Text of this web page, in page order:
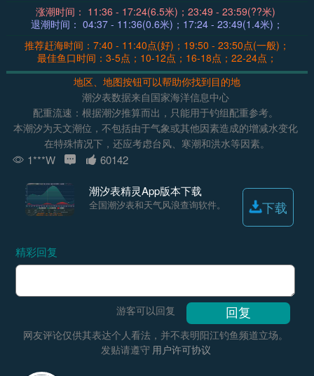
涨潮时间： 11:36 - 17:24(6.5米)；23:49 - 23:59(??米)
退潮时间： 04:37 - 11:36(0.6米)；17:24 - 23:49(1.4米)；
推荐赶海时间：7:40 - 11:40点(好)；19:50 - 23:50点(一般)；
最佳鱼口时间：3-5点；10-12点；16-18点；22-24点；
地区、地图按钮可以帮助你找到目的地
潮汐表数据来自国家海洋信息中心
配重流速：根据潮汐推算而出，只能用于钓组配重参考。
本潮汐为天文潮位，不包括由于气象或其他因素造成的增减水变化
在特殊情况下，还应考虑台风、寒潮和洪水等因素。
1***W 60142
潮汐表精灵App版本下载
全国潮汐表和天气风浪查询软件。 下载
精彩回复
游客可以回复
网友评论仅供其表达个人看法，并不表明阳江钓鱼频道立场。
发贴请遵守 用户许可协议